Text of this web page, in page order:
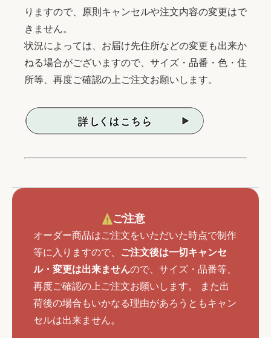
りますので、原則キャンセルや注文内容の変更はで
きません。
状況によっては、お届け先住所などの変更も出来か
ねる場合がございますので、サイズ・品番・色・住
所等、再度ご確認の上ご注文お願いします。
ご注意
オーダー商品はご注文をいただいた時点で制作
等に入りますので、
ご注文後は一切キャンセ
ル・変更は出来ませんので、サイズ・品番等、
再度ご確認の上ご注文お願いします。 また出
荷後の場合もいかなる理由があろうともキャン
セルは出来ません。